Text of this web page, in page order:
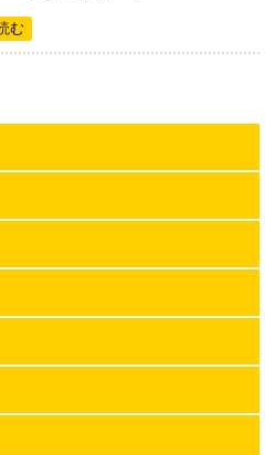
む